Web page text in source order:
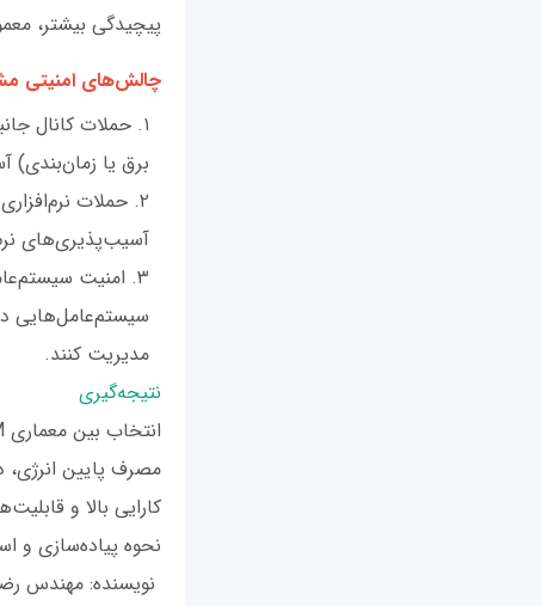
پیچیدگی بیشتر،
چالش‌های امنیتی
برق یا زمان‌بندی)
حملات
آسیب‌پذیری‌های
امنیت
سیستم‌عامل‌هایی
مدیریت کنند.
نتیجه‌گیری
کارایی بالا و
نحوه پیاده‌سازی و
نویسنده: مهندس